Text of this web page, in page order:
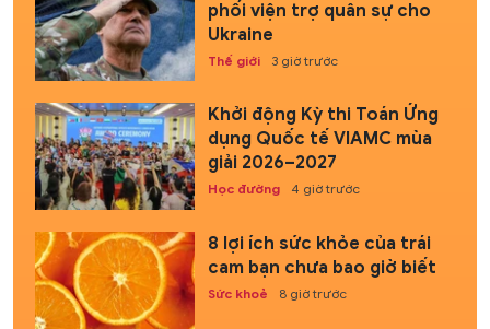
phối viện trợ quân sự cho
Ukraine
Thế giới 3 giờ trước
Khởi động Kỳ thi Toán Ứng
dụng Quốc tế VIAMC mùa
giải 2026–2027
Học đường 4 giờ trước
8 lợi ích sức khỏe của trái
cam bạn chưa bao giờ biết
Sức khoẻ 8 giờ trước